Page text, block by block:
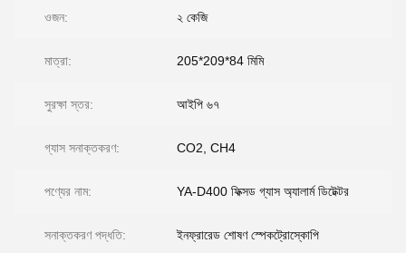
ওজন: ২ কেজি
মাত্রা: 205*209*84 মিমি
সুরক্ষা স্তর: আইপি ৬৭
গ্যাস সনাক্তকরণ: CO2, CH4
পণ্যের নাম: YA-D400 ফিক্সড গ্যাস অ্যালার্ম ডিটেক্টর
সনাক্তকরণ পদ্ধতি: ইনফ্রারেড শোষণ স্পেকট্রোস্কোপি